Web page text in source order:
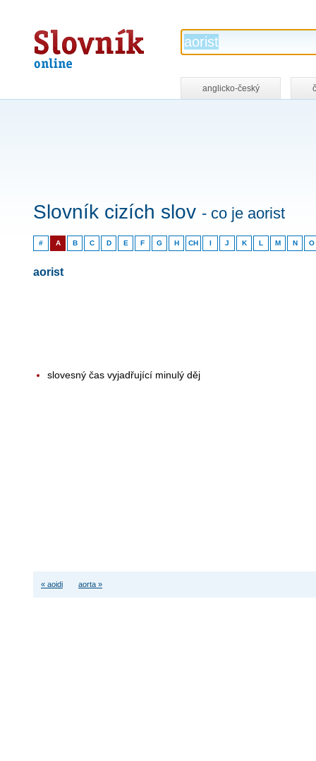
Slovník
online
anglicko-český
Slovník cizích slov - co je aorist
# A B C D E F G H CH I J K L M N O
aorist
slovesný čas vyjadřující minulý děj
« aoidi aorta »